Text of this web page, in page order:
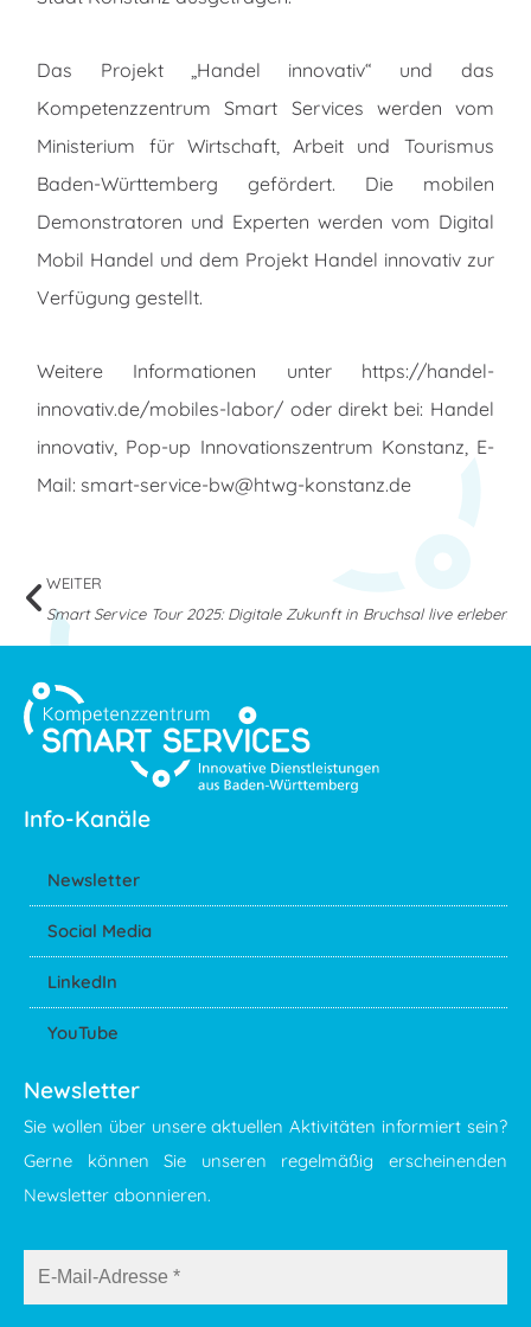
Das Projekt „Handel innovativ“ und das
Kompetenzzentrum Smart Services werden vom
Ministerium für Wirtschaft, Arbeit und Tourismus
Baden-Württemberg gefördert. Die mobilen
Demonstratoren und Experten werden vom Digital
Mobil Handel und dem Projekt Handel innovativ zur
Verfügung gestellt.
Weitere Informationen unter https://handel-
innovativ.de/mobiles-labor/ oder direkt bei: Handel
innovativ, Pop-up Innovationszentrum Konstanz, E-
Mail: smart-service-bw@htwg-konstanz.de
WEITER
Smart Service Tour 2025: Digitale Zukunft in Bruchsal live erleben
Info-Kanäle
Newsletter
Social Media
LinkedIn
YouTube
Newsletter
Sie wollen über unsere aktuellen Aktivitäten informiert sein?
Gerne können Sie unseren regelmäßig erscheinenden
Newsletter abonnieren.